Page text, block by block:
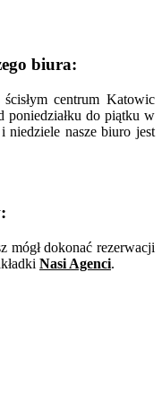
biura:
centrum Katowic
poniedziałku do piątku w
nasze biuro jest
mógł dokonać rezerwacji
Nasi Agenci.